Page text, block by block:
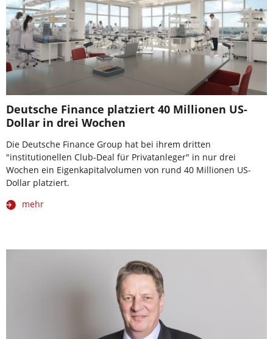
Deutsche Finance platziert 40 Millionen US-
Dollar in drei Wochen
Die Deutsche Finance Group hat bei ihrem dritten
"institutionellen Club-Deal für Privatanleger" in nur drei
Wochen ein Eigenkapitalvolumen von rund 40 Millionen US-
Dollar platziert.
mehr